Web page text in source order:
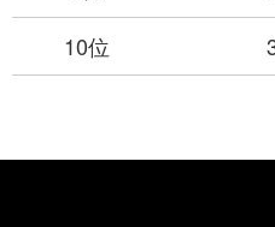
10位